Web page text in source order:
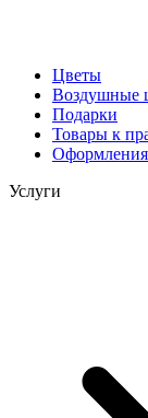
Цветы
Воздушные
Подарки
Товары к
Оформления
Услуги